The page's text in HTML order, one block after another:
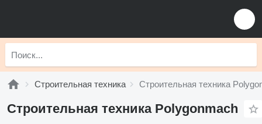
Строительная техника Строительная техника
Строительная техника Polygonmach